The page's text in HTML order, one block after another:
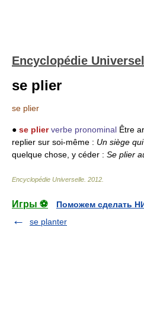
Encyclopédie
se plier
se plier
● se plier verbe pronominal Être
replier sur soi-même : Un siège
quelque chose, y céder : Se plier
Encyclopédie Universelle 2012
Игры ⚽
Поможем сделать
se planter